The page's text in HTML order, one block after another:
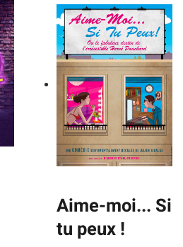
Aime-moi... Si
tu peux !